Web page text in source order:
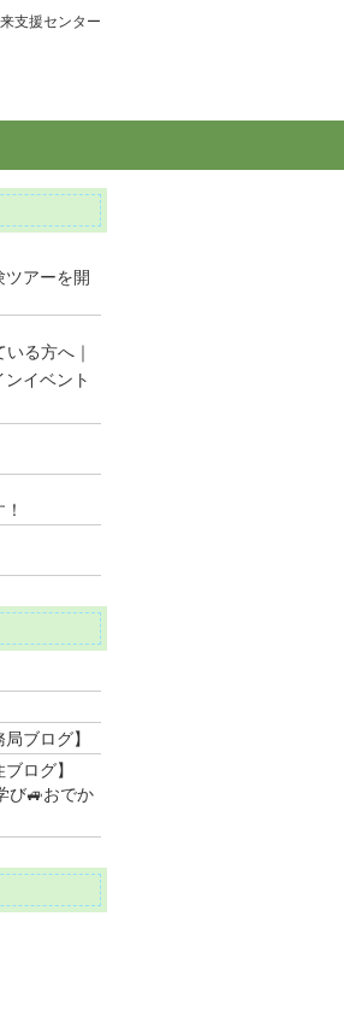
支援センター
アーを開
る方へ｜
イベント
ブログ】
ログ】
び🚙おでか